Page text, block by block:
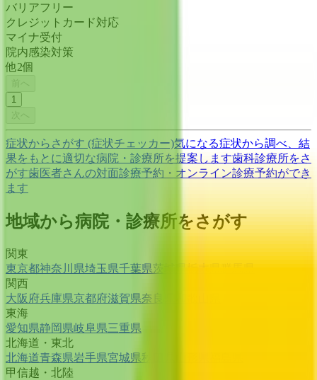
バリアフリー
クレジットカード対応
マイナ受付
院内感染対策
他2個
前へ
1
次へ
症状からさがす (症状チェッカー)気になる症状から調べ、結
果をもとに適切な病院・診療所を提案します歯科診療所をさ
がす歯医者さんの対面診療予約・オンライン診療予約ができ
ます
地域から病院・診療所をさがす
関東
東京都神奈川県埼玉県千葉県茨城県
関西
大阪府兵庫県京都府滋賀県奈良県
東海
愛知県静岡県岐阜県三重県
北海道・東北
北海道青森県岩手県宮城県秋田県
甲信越・北陸